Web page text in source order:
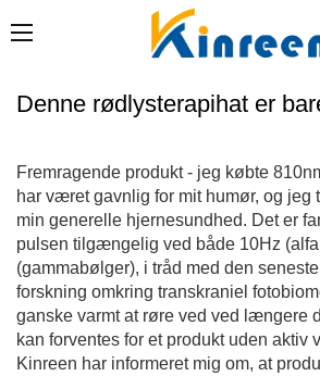
Denne rødlysterapihat er
Fremragende produkt - jeg købte
har været gavnlig for mit humør, og jeg
min generelle hjernesundhed. Det er
pulsen tilgængelig ved både 10Hz
(gammabølger), i tråd med den
forskning omkring transkraniel
ganske varmt at røre ved ved længere
kan forventes for et produkt uden aktiv
Kinreen har informeret mig om, at